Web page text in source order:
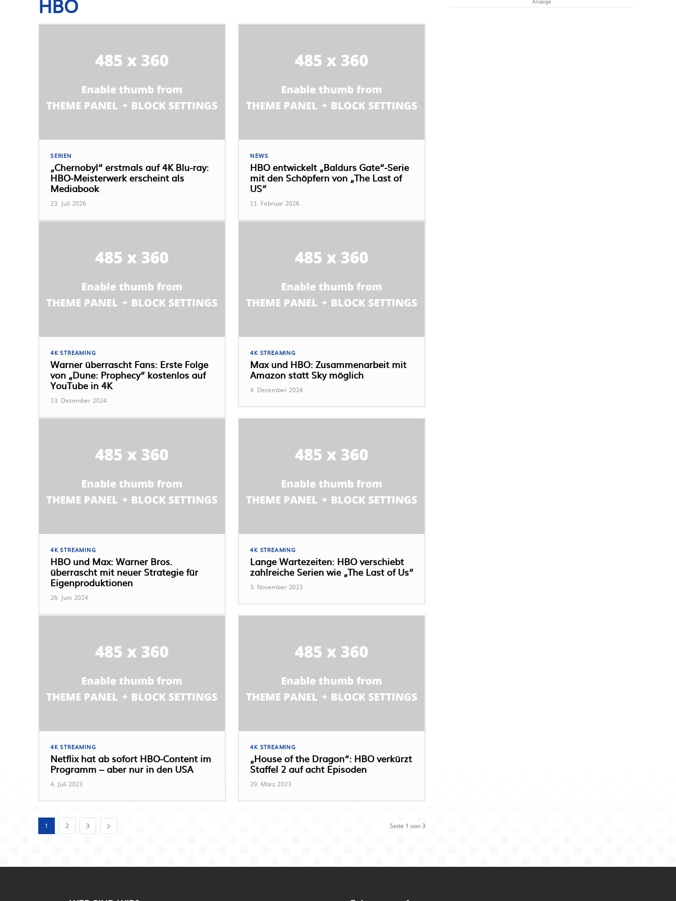
SERIEN
„Chernobyl“ erstmals auf 4K Blu-ray:
HBO-Meisterwerk erscheint als
Mediabook
23. Juli 2026
NEWS
HBO entwickelt „Baldurs Gate“-Serie
mit den Schöpfern von „The Last of
US“
11. Februar 2026
4K STREAMING
Warner überrascht Fans: Erste Folge
von „Dune: Prophecy“ kostenlos auf
YouTube in 4K
13. Dezember 2024
4K STREAMING
Max und HBO: Zusammenarbeit mit
Amazon statt Sky möglich
4. Dezember 2024
4K STREAMING
HBO und Max: Warner Bros.
überrascht mit neuer Strategie für
Eigenproduktionen
26. Juni 2024
4K STREAMING
Lange Wartezeiten: HBO verschiebt
zahlreiche Serien wie „The Last of Us“
3. November 2023
4K STREAMING
Netflix hat ab sofort HBO-Content im
Programm – aber nur in den USA
4. Juli 2023
4K STREAMING
„House of the Dragon“: HBO verkürzt
Staffel 2 auf acht Episoden
29. März 2023
1 2 3 Seite 1 von 3
Anzeige